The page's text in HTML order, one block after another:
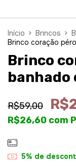
Início > Brincos >
Brinco coração
Brinco
banhado
R$59,00
R$26,60 com
5% de